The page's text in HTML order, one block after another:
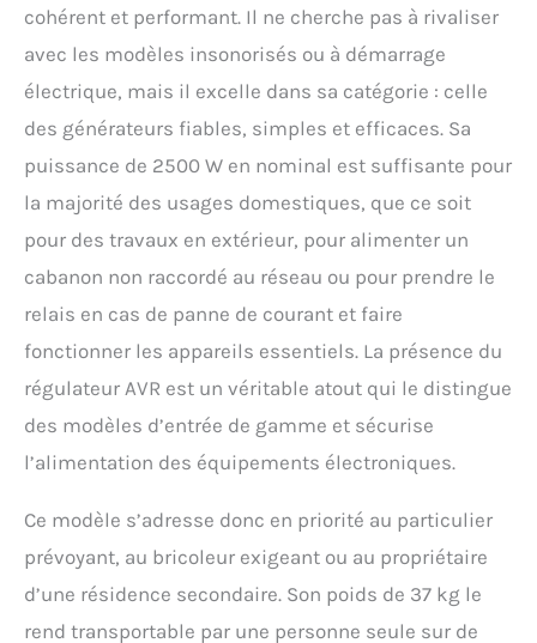
cohérent et performant. Il ne cherche pas à rivaliser
avec les modèles insonorisés ou à démarrage
électrique, mais il excelle dans sa catégorie : celle
des générateurs fiables, simples et efficaces. Sa
puissance de 2500 W en nominal est suffisante pour
la majorité des usages domestiques, que ce soit
pour des travaux en extérieur, pour alimenter un
cabanon non raccordé au réseau ou pour prendre le
relais en cas de panne de courant et faire
fonctionner les appareils essentiels. La présence du
régulateur AVR est un véritable atout qui le distingue
des modèles d’entrée de gamme et sécurise
l’alimentation des équipements électroniques.
Ce modèle s’adresse donc en priorité au particulier
prévoyant, au bricoleur exigeant ou au propriétaire
d’une résidence secondaire. Son poids de 37 kg le
rend transportable par une personne seule sur de